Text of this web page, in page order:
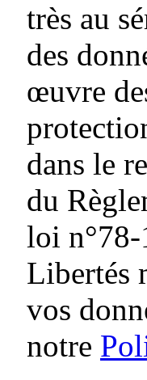
très au
des
œuvre
dans le
du
loi
Libertés
vos
notre